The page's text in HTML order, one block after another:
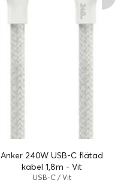
Anker 240W USB-C flätad
kabel 1,8m - Vit
USB-C / Vit